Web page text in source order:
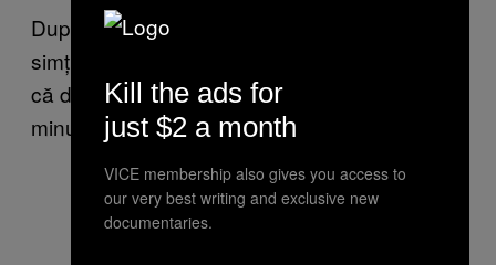
După ce treci de teama inițială, începi să te
simți tot mai bine. Asta mă face gay? Pentru
că după 15 minute deja mă distram de
minune.
Kill the ads for
just $2 a month
VICE membership also gives you access to
our very best writing and exclusive new
documentaries.